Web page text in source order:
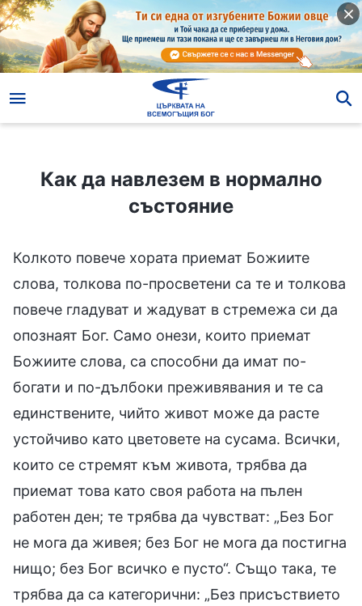
Как да навлезем в нормално състояние
Как да навлезем в нормално
състояние
Колкото повече хората приемат Божиите
слова, толкова по-просветени са те и толкова
повече гладуват и жадуват в стремежа си да
опознаят Бог. Само онези, които приемат
Божиите слова, са способни да имат по-
богати и по-дълбоки преживявания и те са
единствените, чийто живот може да расте
устойчиво като цветовете на сусама. Всички,
които се стремят към живота, трябва да
приемат това като своя работа на пълен
работен ден; те трябва да чувстват: „Без Бог
не мога да живея; без Бог не мога да постигна
нищо; без Бог всичко е пусто“. Също така, те
трябва да са категорични: „Без присъствието